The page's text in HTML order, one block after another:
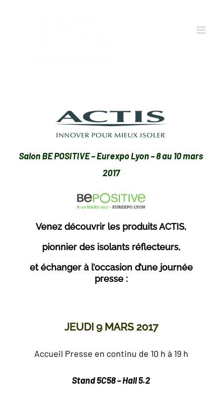
Salon BE POSITIVE – Eurexpo Lyon – 8 au 10 mars
2017
Venez découvrir les produits ACTIS,
pionnier des isolants réflecteurs,
et échanger à l’occasion d’une journée
presse :
JEUDI 9 MARS 2017
Accueil Presse en continu de 10 h à 19 h
Stand 5C58 – Hall 5.2